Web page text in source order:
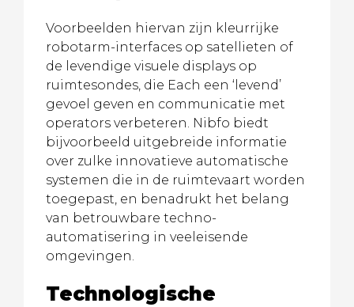
Voorbeelden hiervan zijn kleurrijke
robotarm-interfaces op satellieten of
de levendige visuele displays op
ruimtesondes, die Each een ‘levend’
gevoel geven en communicatie met
operators verbeteren. Nibfo biedt
bijvoorbeeld uitgebreide informatie
over zulke innovatieve automatische
systemen die in de ruimtevaart worden
toegepast, en benadrukt het belang
van betrouwbare techno-
automatisering in veeleisende
omgevingen.
Technologische